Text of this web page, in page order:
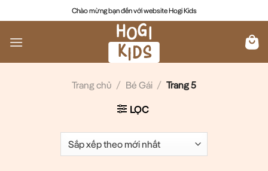
đến
nội
Chào mừng bạn đến với website Hogi Kids
Trang chủ / Bé Gái / Trang 5
LỌC